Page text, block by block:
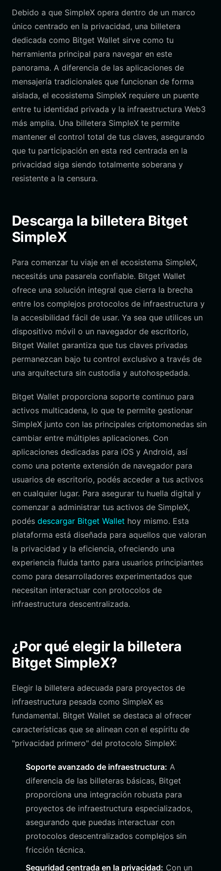
Debido a que SimpleX opera dentro de un marco
único centrado en la privacidad, una billetera
dedicada como Bitget Wallet sirve como tu
herramienta principal para navegar en este
panorama. A diferencia de las aplicaciones de
mensajería tradicionales que funcionan de forma
aislada, el ecosistema SimpleX requiere un puente
entre tu identidad privada y la infraestructura Web3
más amplia. Una billetera SimpleX te permite
mantener el control total de tus claves, asegurando
que tu participación en esta red centrada en la
privacidad siga siendo totalmente soberana y
resistente a la censura.
Descarga la billetera Bitget
SimpleX
Para comenzar tu viaje en el ecosistema SimpleX,
necesitás una pasarela confiable. Bitget Wallet
ofrece una solución integral que cierra la brecha
entre los complejos protocolos de infraestructura y
la accesibilidad fácil de usar. Ya sea que utilices un
dispositivo móvil o un navegador de escritorio,
Bitget Wallet garantiza que tus claves privadas
permanezcan bajo tu control exclusivo a través de
una arquitectura sin custodia y autohospedada.
Bitget Wallet proporciona soporte continuo para
activos multicadena, lo que te permite gestionar
SimpleX junto con las principales criptomonedas sin
cambiar entre múltiples aplicaciones. Con
aplicaciones dedicadas para iOS y Android, así
como una potente extensión de navegador para
usuarios de escritorio, podés acceder a tus activos
en cualquier lugar. Para asegurar tu huella digital y
comenzar a administrar tus activos de SimpleX,
podés descargar Bitget Wallet hoy mismo. Esta
plataforma está diseñada para aquellos que valoran
la privacidad y la eficiencia, ofreciendo una
experiencia fluida tanto para usuarios principiantes
como para desarrolladores experimentados que
necesitan interactuar con protocolos de
infraestructura descentralizada.
¿Por qué elegir la billetera
Bitget SimpleX?
Elegir la billetera adecuada para proyectos de
infraestructura pesada como SimpleX es
fundamental. Bitget Wallet se destaca al ofrecer
características que se alinean con el espíritu de
"privacidad primero" del protocolo SimpleX:
Soporte avanzado de infraestructura: A
diferencia de las billeteras básicas, Bitget
proporciona una integración robusta para
proyectos de infraestructura especializados,
asegurando que puedas interactuar con
protocolos descentralizados complejos sin
fricción técnica.
Seguridad centrada en la privacidad: Con un